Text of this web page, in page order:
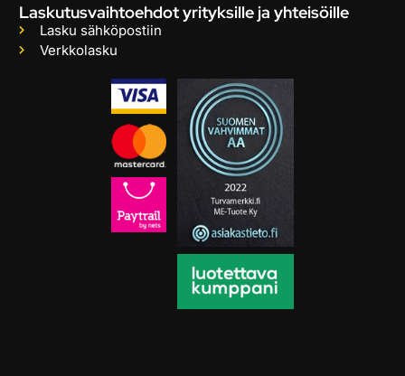
Laskutusvaihtoehdot yrityksille ja yhteisöille
Lasku sähköpostiin
Verkkolasku